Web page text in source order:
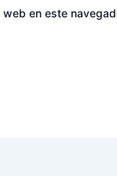
en este